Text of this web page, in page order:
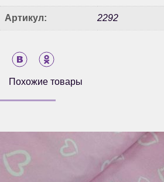
Артикул: 2292
Похожие товары